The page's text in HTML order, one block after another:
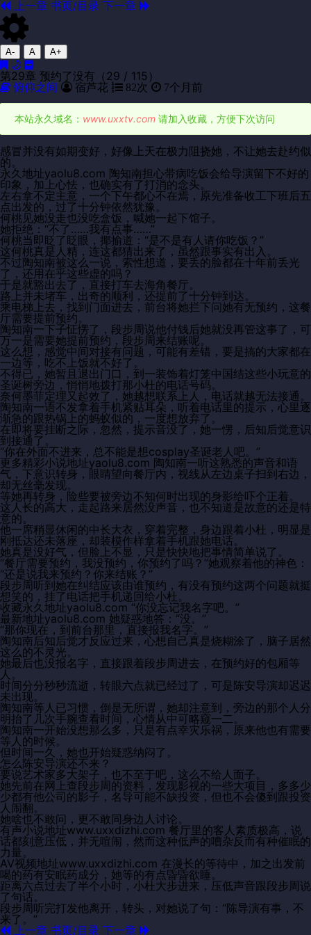
上一章 书页/目录 下一章
A- A A+
第29章 预约了没有（29 / 115）
俯仰之间 宿芦花 82次 7个月前
本站永久域名： www.uxxtv.com 请加入收藏，方便下次访问
感冒并没有如期变好，好像上天在极力阻挠她，不让她去赴约似
的。
永久地址yaolu8.com 陶知南担心带病吃饭会给导演留下不好的
印象，加上心怯，也确实有了打消的念头。
左右拿不定主意，一个下午都心不在焉，原先准备收工下班后五
点出发的，过了十分钟依然犹豫。
何桃见她没走也没吃盒饭，喊她一起下馆子。
她拒绝：“不了……我有点事……”
何桃当即眨了眨眼，揶揄道：“是不是有人请你吃饭？”
这何桃真是人精，连这都猜出来了，虽然跟事实有出入。
不过陶知南被这么一说，索性想道，要丢的脸都在十年前丢光
了，还用在乎这些虚的吗？
于是就豁出去了，直接打车去海角餐厅。
路上并未堵车，出奇的顺利，还提前了十分钟到达。
乘电梯上去，找到门面进去，前台将她拦下问她有无预约，这餐
厅需要提前预约。
陶知南一下子怔愣了，段步周说他付钱后她就没再管这事了，可
万一是需要她提前预约，段步周来结账呢。
这么想，感觉中间对接有问题，可能有差错，要是搞的大家都在
一边等，吃不上饭就不好了。
不得已，她暂且退出门口，到一装饰着灯笼中国结这些小玩意的
圣诞树旁边，悄悄地拨打那小杜的电话号码。
奈何墨菲定理又起效了，她越想联系上人，电话就越无法接通。
陶知南一语不发拿着手机紧贴耳朵，听着电话里的提示，心里逐
渐急的跟热锅上的蚂蚁似的，一度想放弃了。
在即将要挂断之际，忽然，提示音没了，她一愣，后知后觉意识
到接通了。
“你在外面不进来，总不能是想cosplay圣诞老人吧。”
更多精彩小说地址yaolu8.com 陶知南一听这熟悉的声音和语
气，下意识转身，眼睛望向餐厅内，视线从左边桌子扫到右边，
却无丝毫发现。
等她再转身，险些要被旁边不知何时出现的身影给吓个正着。
这人长的高大，走起路来居然没声音，也不知道是故意的还是特
意的。
他一席稍显休闲的中长大衣，穿着完整，身边跟着小杜，明显是
刚抵达还未落座，却装模作样拿着手机跟她电话。
她真是没好气，但脸上不显，只是快快地把事情简单说了。
“餐厅需要预约，我没预约，你预约了吗？”她观察着他的神色：
“还是说我来预约？你来结账？”
段步周听到她在纠结应该由谁预约，有没有预约这两个问题就挺
想笑的，挂了电话把手机递回给小杜。
收藏永久地址yaolu8.com “你没忘记我名字吧。”
最新地址yaolu8.com 她疑惑地答：“没。”
“那你现在，到前台那里，直接报我名字。”
陶知南后知后觉才反应过来，心想自己真是烧糊涂了，脑子居然
这么的不灵光。
她最后也没报名字，直接跟着段步周进去，在预约好的包厢等
人。
时间分分秒秒流逝，转眼六点就已经过了，可是陈安导演却迟迟
未出现。
陶知南等人已习惯，倒是无所谓，她却注意到，旁边的那个人分
明抬了几次手腕查看时间，心情从中可略窥一二。
陶知南一开始没想那么多，只是有点幸灾乐祸，原来他也有需要
等人的时候。
但时间一久，她也开始疑惑纳闷了。
怎么陈安导演还不来？
要说艺术家多大架子，也不至于吧，这么不给人面子。
她先前在网上查段步周的资料，发现影视的一些大项目，多多少
少都有他公司的影子，名导可能不缺投资，但也不会傻到跟投资
人闹翻。
她啥也不敢问，更不敢同身边人讨论。
有声小说地址www.uxxdizhi.com 餐厅里的客人素质极高，说
话都刻意压低，并无喧闹，然而这种低声的嘈杂反而有种催眠的
力量。
AV视频地址www.uxxdizhi.com 在漫长的等待中，加之出发前
喝的药有安眠药成分，她等的有点昏昏欲睡。
距离六点过去了半个小时，小杜大步进来，压低声音跟段步周说
了句话。
段步周听完打发他离开，转头，对她说了句：“陈导演有事，不
来了。”
上一章 书页/目录 下一章